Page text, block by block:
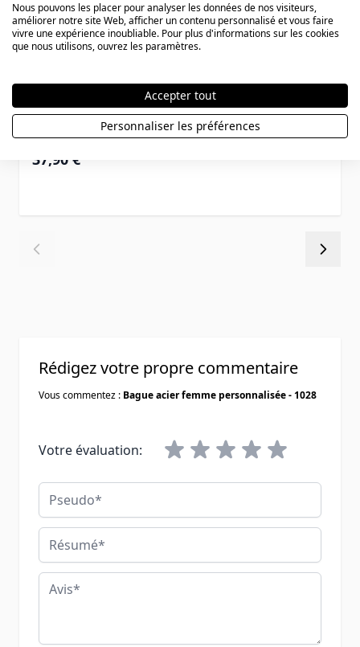
Bague acier personnalisée - 0355
37,90 €
Rédigez votre propre commentaire
Vous commentez : Bague acier femme personnalisée - 1028
Votre évaluation:
Pseudo
Résumé
Avis
Nous pouvons les placer pour analyser les données de nos visiteurs,
améliorer notre site Web, afficher un contenu personnalisé et vous faire
vivre une expérience inoubliable. Pour plus d'informations sur les cookies
que nous utilisons, ouvrez les paramètres.
Accepter tout
Personnaliser les préférences